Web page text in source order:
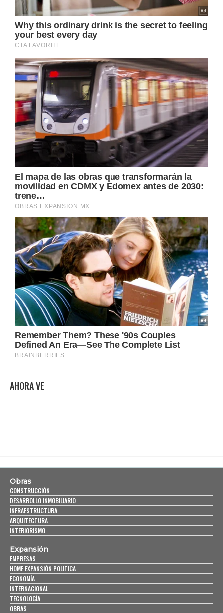
AHORA VE
Obras
CONSTRUCCIÓN
DESARROLLO INMOBILIARIO
INFRAESTRUCTURA
ARQUITECTURA
INTERIORISMO
Expansión
EMPRESAS
HOME EXPANSIÓN POLITICA
ECONOMÍA
INTERNACIONAL
TECNOLOGÍA
OBRAS